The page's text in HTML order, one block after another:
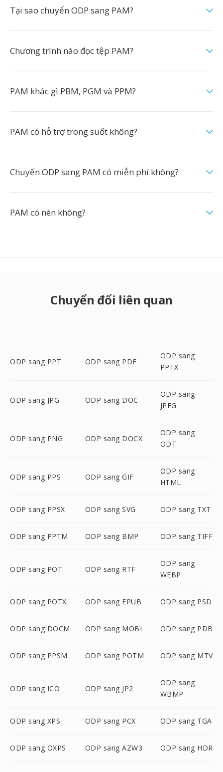
Tại sao chuyển ODP sang PAM?
Chương trình nào đọc tệp PAM?
PAM khác gì PBM, PGM và PPM?
PAM có hỗ trợ trong suốt không?
Chuyển ODP sang PAM có miễn phí không?
PAM có nén không?
Chuyển đổi liên quan
ODP sang PPT ODP sang PDF
ODP sang
PPTX
ODP sang JPG ODP sang DOC
ODP sang
JPEG
ODP sang PNG ODP sang DOCX
ODP sang
ODT
ODP sang PPS ODP sang GIF
ODP sang
HTML
ODP sang PPSX ODP sang SVG ODP sang TXT
ODP sang PPTM ODP sang BMP ODP sang TIFF
ODP sang POT ODP sang RTF
ODP sang
WEBP
ODP sang POTX ODP sang EPUB ODP sang PSD
ODP sang DOCM ODP sang MOBI ODP sang PDB
ODP sang PPSM ODP sang POTM ODP sang MTV
ODP sang ICO ODP sang JP2
ODP sang
WBMP
ODP sang XPS ODP sang PCX ODP sang TGA
ODP sang OXPS ODP sang AZW3 ODP sang HDR